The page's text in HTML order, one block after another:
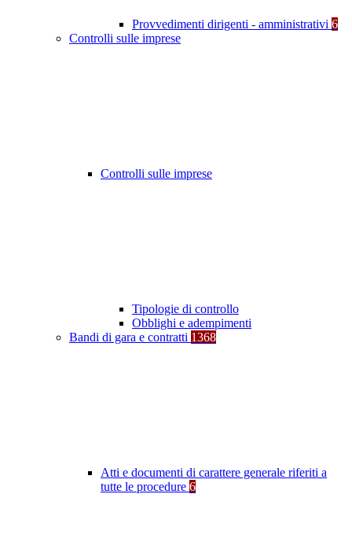
Provvedimenti dirigenti - amministrativi 6
Controlli sulle imprese
Controlli sulle imprese
Tipologie di controllo
Obblighi e adempimenti
Bandi di gara e contratti 1368
Atti e documenti di carattere generale riferiti a
tutte le procedure 6